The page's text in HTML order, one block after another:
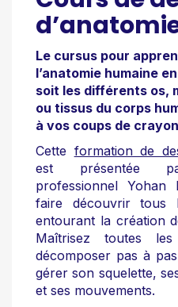
Le cursus pour
l’anatomie humaine
soit les différents os,
ou tissus du corps
à vos coups de
Cette formation de
est présentée
professionnel
faire découvrir tous
entourant la création
Maîtrisez toutes
décomposer pas à
gérer son squelette,
et ses mouvements.